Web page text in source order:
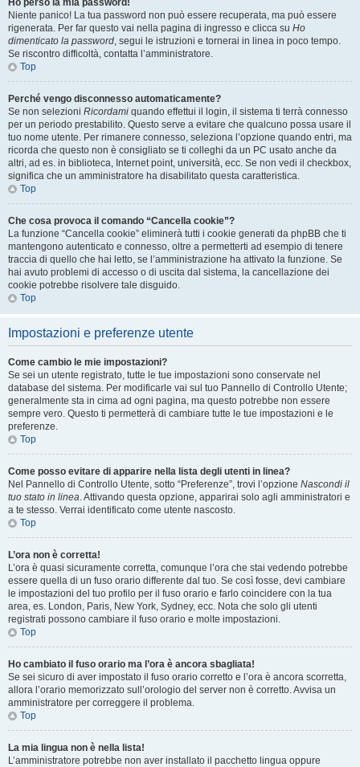
Ho perso la mia password!
Niente panico! La tua password non può essere recuperata, ma può essere
rigenerata. Per far questo vai nella pagina di ingresso e clicca su Ho
dimenticato la password, segui le istruzioni e tornerai in linea in poco tempo.
Se riscontro difficoltà, contatta l’amministratore.
Top
Perché vengo disconnesso automaticamente?
Se non selezioni Ricordami quando effettui il login, il sistema ti terrà connesso
per un periodo prestabilito. Questo serve a evitare che qualcuno possa usare il
tuo nome utente. Per rimanere connesso, seleziona l’opzione quando entri, ma
ricorda che questo non è consigliato se ti colleghi da un PC usato anche da
altri, ad es. in biblioteca, Internet point, università, ecc. Se non vedi il checkbox,
significa che un amministratore ha disabilitato questa caratteristica.
Top
Che cosa provoca il comando “Cancella cookie”?
La funzione “Cancella cookie” eliminerà tutti i cookie generati da phpBB che ti
mantengono autenticato e connesso, oltre a permetterti ad esempio di tenere
traccia di quello che hai letto, se l’amministrazione ha attivato la funzione. Se
hai avuto problemi di accesso o di uscita dal sistema, la cancellazione dei
cookie potrebbe risolvere tale disguido.
Top
Impostazioni e preferenze utente
Come cambio le mie impostazioni?
Se sei un utente registrato, tutte le tue impostazioni sono conservate nel
database del sistema. Per modificarle vai sul tuo Pannello di Controllo Utente;
generalmente sta in cima ad ogni pagina, ma questo potrebbe non essere
sempre vero. Questo ti permetterà di cambiare tutte le tue impostazioni e le
preferenze.
Top
Come posso evitare di apparire nella lista degli utenti in linea?
Nel Pannello di Controllo Utente, sotto “Preferenze”, trovi l’opzione Nascondi il
tuo stato in linea. Attivando questa opzione, apparirai solo agli amministratori e
a te stesso. Verrai identificato come utente nascosto.
Top
L’ora non è corretta!
L’ora è quasi sicuramente corretta, comunque l’ora che stai vedendo potrebbe
essere quella di un fuso orario differente dal tuo. Se così fosse, devi cambiare
le impostazioni del tuo profilo per il fuso orario e farlo coincidere con la tua
area, es. London, Paris, New York, Sydney, ecc. Nota che solo gli utenti
registrati possono cambiare il fuso orario e molte impostazioni.
Top
Ho cambiato il fuso orario ma l’ora è ancora sbagliata!
Se sei sicuro di aver impostato il fuso orario corretto e l’ora è ancora scorretta,
allora l’orario memorizzato sull’orologio del server non è corretto. Avvisa un
amministratore per correggere il problema.
Top
La mia lingua non è nella lista!
L’amministratore potrebbe non aver installato il pacchetto lingua oppure